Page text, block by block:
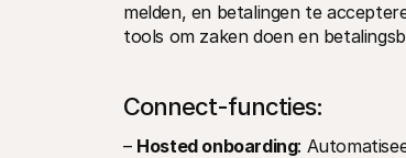
melden, en betalingen te
tools om zaken doen en
Connect-functies:
– Hosted onboarding: